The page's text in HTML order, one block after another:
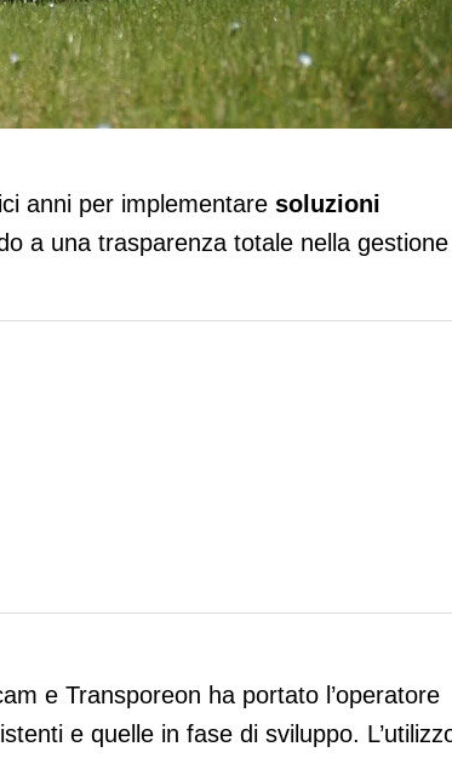
collaborazione per una
anni per implementare soluzioni
a una trasparenza totale nella gestione
e Transporeon ha portato l’operatore
e quelle in fase di sviluppo.